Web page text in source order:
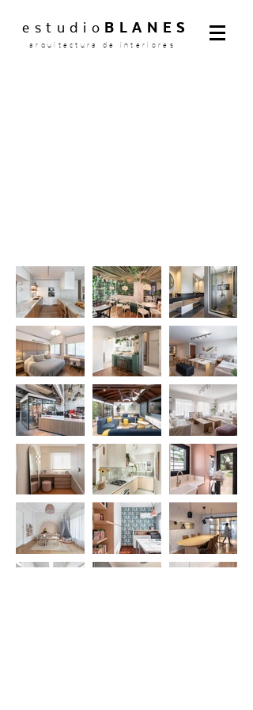
estudio BLANES
arquitectura de interiores